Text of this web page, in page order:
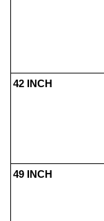
42 INCH
49 INCH